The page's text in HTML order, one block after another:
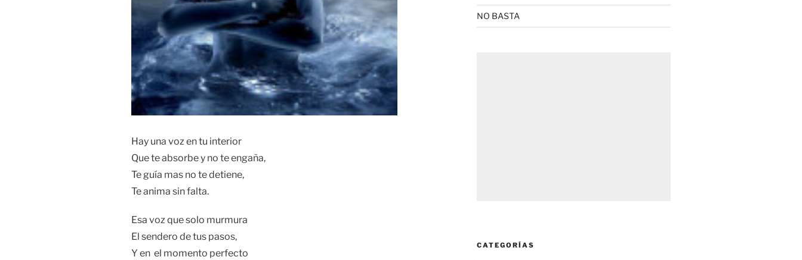
Hay una voz en tu interior
Que te absorbe y no te engaña,
Te guía mas no te detiene,
Te anima sin falta.
Esa voz que solo murmura
El sendero de tus pasos,
Y en el momento perfecto
NO BASTA
CATEGORÍAS